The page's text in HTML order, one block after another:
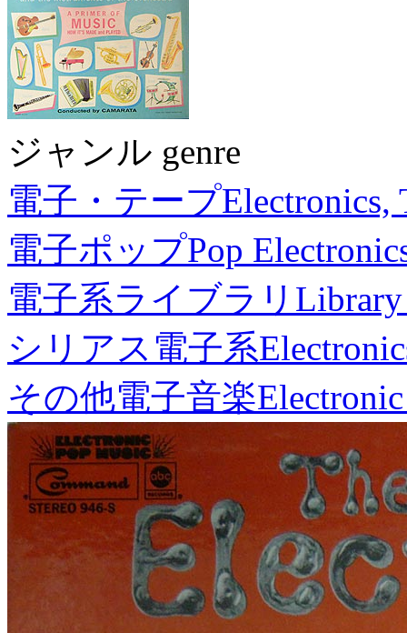
ジャンル genre
電子・テープElectronics,
電子ポップPop
電子系ライブラリ
シリアス電子系
その他電子音楽